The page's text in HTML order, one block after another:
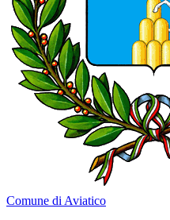
Comune di Aviatico